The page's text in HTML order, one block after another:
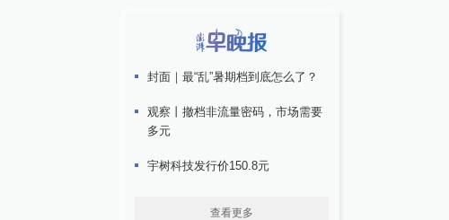
封面｜最“乱”暑期档到底怎么了？
观察丨撤档非流量密码，市场需要
多元
宇树科技发行价150.8元
查看更多